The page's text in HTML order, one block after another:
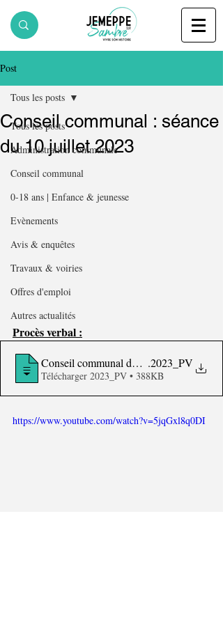
Post
Tous les posts
Administration communale
Conseil communal
0-18 ans | Enfance & jeunesse
Evènements
Avis & enquêtes
Travaux & voiries
Offres d'emploi
Autres actualités
Tous les posts
Conseil communal : séance
du 10 juillet 2023
Procès verbal :
Conseil communal du 10.07.2023_PV
Télécharger 2023_PV • 388KB
https://www.youtube.com/watch?v=5jqGxl8q0DI